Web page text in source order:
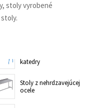
stoly vyrobené
katedry
Stoly z nehrdzavejúcej
ocele